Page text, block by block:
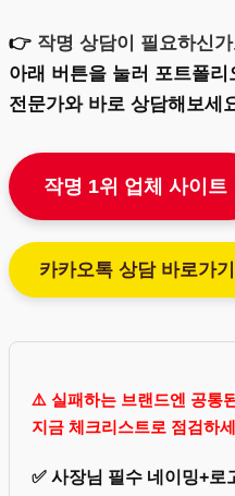
👉 작명 상담이 필요하신
아래 버튼을 눌러 포트폴리
전문가와 바로 상담해보세
작명 1위 업체 사이트
카카오톡 상담 바로가기
⚠️ 실패하는 브랜드엔 공통
지금 체크리스트로 점검하
✅ 사장님 필수 네이밍+로